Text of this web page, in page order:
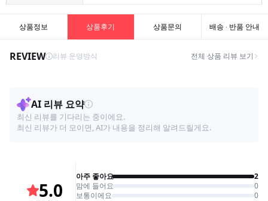
상품정보 상품후기 상품문의 배송 · 반품 안내